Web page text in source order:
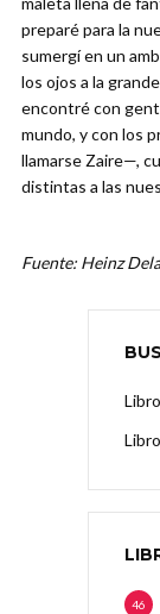
preparé para la
sumergí en un
los ojos a la
encontré con
mundo, y con los
llamarse Zaire—,
distintas a las
Fuente: Heinz
46